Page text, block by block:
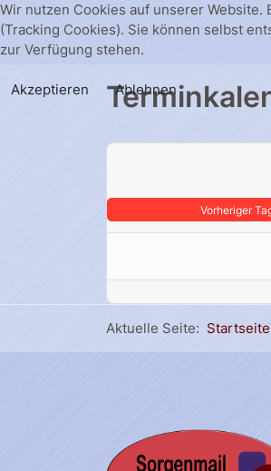
Vorheriger
Aktuelle Seite: Startseite
Wir nutzen Cookies auf unserer
(Tracking Cookies). Sie können selbst
zur Verfügung stehen.
Akzeptieren
Ablehnen